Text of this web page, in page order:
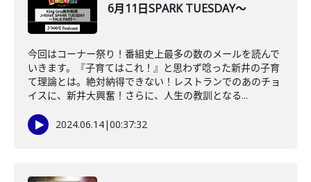
6月11日SPARK TUESDAY～
今回はコーナー祭り！番組史上最多の数のメールを読んで
いきます。『子育てはこれ！』と思わず唸った新井の子育
て理論とは。絶対納得できない！レストランでのあのチョ
イスに、新井大興奮！さらに、人生の教訓となる...
2024.06.14|00:37:32